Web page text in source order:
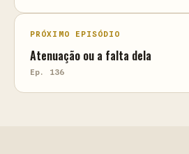
PRÓXIMO EPISÓDIO
Atenuação ou a falta dela
Ep. 136